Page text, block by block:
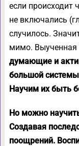
если происходит
не включались
случилось.
мимо. Выученная
думающие и
большой
Научим их быть
Но можно
Создавая
поощрений.